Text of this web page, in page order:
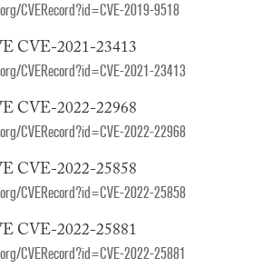
CVERecord?id=CVE-2019-9518
CVE-2021-23413
CVERecord?id=CVE-2021-23413
CVE-2022-22968
CVERecord?id=CVE-2022-22968
CVE-2022-25858
CVERecord?id=CVE-2022-25858
CVE-2022-25881
CVERecord?id=CVE-2022-25881